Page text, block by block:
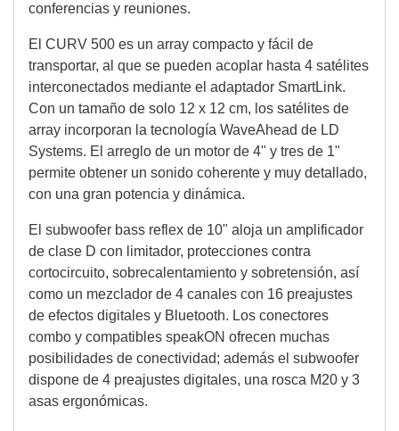
conferencias y reuniones.
El CURV 500 es un array compacto y fácil de
transportar, al que se pueden acoplar hasta 4 satélites
interconectados mediante el adaptador SmartLink.
Con un tamaño de solo 12 x 12 cm, los satélites de
array incorporan la tecnología WaveAhead de LD
Systems. El arreglo de un motor de 4" y tres de 1"
permite obtener un sonido coherente y muy detallado,
con una gran potencia y dinámica.
El subwoofer bass reflex de 10" aloja un amplificador
de clase D con limitador, protecciones contra
cortocircuito, sobrecalentamiento y sobretensión, así
como un mezclador de 4 canales con 16 preajustes
de efectos digitales y Bluetooth. Los conectores
combo y compatibles speakON ofrecen muchas
posibilidades de conectividad; además el subwoofer
dispone de 4 preajustes digitales, una rosca M20 y 3
asas ergonómicas.